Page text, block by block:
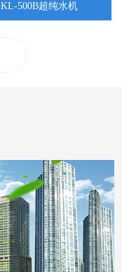
KL-500B超纯水机